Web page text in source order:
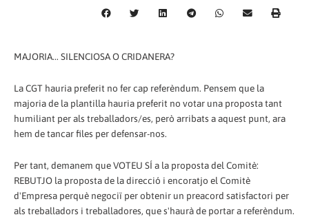
MAJORIA... SILENCIOSA O CRIDANERA?
La CGT hauria preferit no fer cap referèndum. Pensem que la
majoria de la plantilla hauria preferit no votar una proposta tant
humiliant per als treballadors/es, però arribats a aquest punt, ara
hem de tancar files per defensar-nos.
Per tant, demanem que VOTEU SÍ a la proposta del Comitè:
REBUTJO la proposta de la direcció i encoratjo el Comitè
d'Empresa perquè negociï per obtenir un preacord satisfactori per
als treballadors i treballadores, que s'haurà de portar a referèndum.